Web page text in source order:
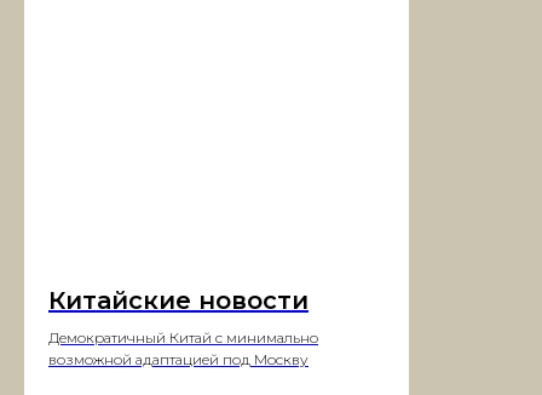
Китайские новости
Демократичный Китай с минимально
возможной адаптацией под Москву